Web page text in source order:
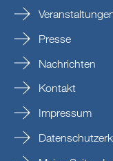
Presse
Nachrichten
Kontakt
Impressum